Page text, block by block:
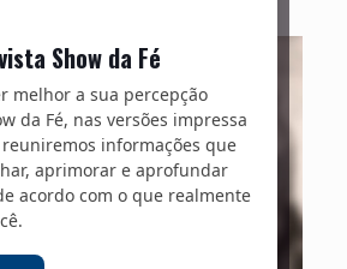
Show da Fé
melhor a sua percepção
da Fé, nas versões impressa
informações que
aprimorar e aprofundar
acordo com o que realmente